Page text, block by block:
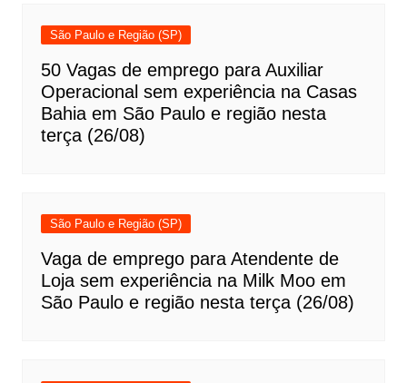
São Paulo e Região (SP)
50 Vagas de emprego para Auxiliar
Operacional sem experiência na Casas
Bahia em São Paulo e região nesta
terça (26/08)
São Paulo e Região (SP)
Vaga de emprego para Atendente de
Loja sem experiência na Milk Moo em
São Paulo e região nesta terça (26/08)